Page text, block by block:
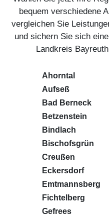
bequem verschiedene
vergleichen Sie
und sichern Sie sich
Landkreis
Ahorntal
Aufseß
Bad Berneck
Betzenstein
Bindlach
Bischofsgrün
Creußen
Eckersdorf
Emtmannsberg
Fichtelberg
Gefrees